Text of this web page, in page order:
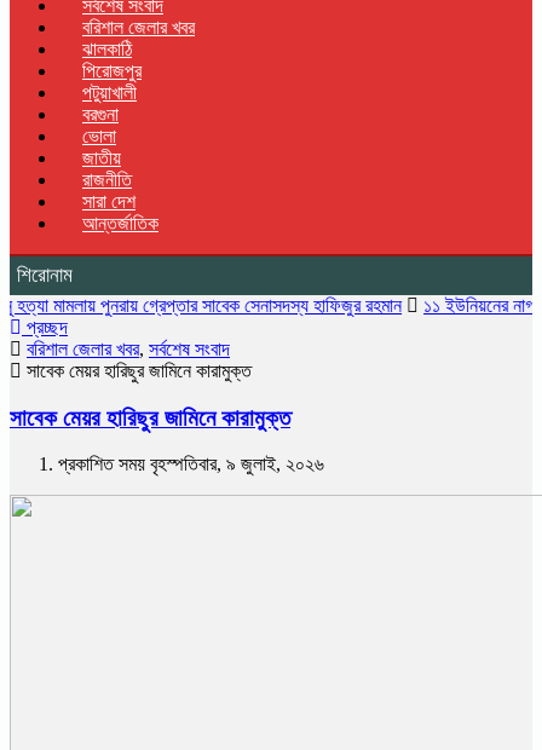
সর্বশেষ সংবাদ
বরিশাল জেলার খবর
ঝালকাঠি
পিরোজপুর
পটুয়াখালী
বরগুনা
ভোলা
জাতীয়
রাজনীতি
সারা দেশ
আন্তর্জাতিক
শিরোনাম
পুনরায় গ্রেপ্তার সাবেক সেনাসদস্য হাফিজুর রহমান
১১ ইউনিয়নের নাগরিক সেবা
প্রচ্ছদ
বরিশাল জেলার খবর, সর্বশেষ সংবাদ
সাবেক মেয়র হারিছুর জামিনে কারামুক্ত
সাবেক মেয়র হারিছুর জামিনে কারামুক্ত
প্রকাশিত সময় বৃহস্পতিবার, ৯ জুলাই, ২০২৬